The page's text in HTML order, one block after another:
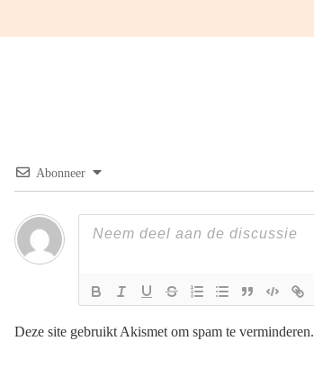
Abonneer
Deze site gebruikt Akismet om spam te verminderen.